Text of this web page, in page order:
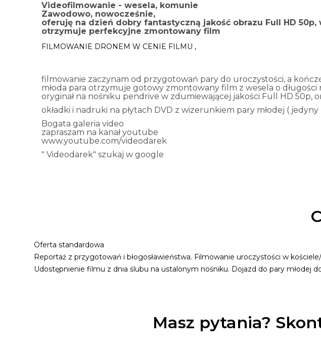
Videofilmowanie - wesela, komunie
Zawodowo, nowocześnie,
oferuję na dzień dobry fantastyczną jakość obrazu Full HD
otrzymuje perfekcyjne zmontowany film
FILMOWANIE DRONEM W CENIE FILMU ,
filmowanie zaczynam od przygotowań pary do uroczystości, a
młoda para otrzymuje gotowy zmontowany film z wesela o długości
oryginał na nośniku pendrive w zdumiewającej jakości Full HD 50p,
okładki i nadruki na płytach DVD z wizerunkiem pary młodej (
Bogata galeria video
zapraszam na kanał youtube
www.youtube.com/videodarek
" Videodarek" szukaj w google
Oferta standardowa
Reportaż z przygotowań i błogosławieństwa. Filmowanie uroczystości w
Udostępnienie filmu z dnia ślubu na ustalonym nośniku. Dojazd do pary młodej
Masz pytania?